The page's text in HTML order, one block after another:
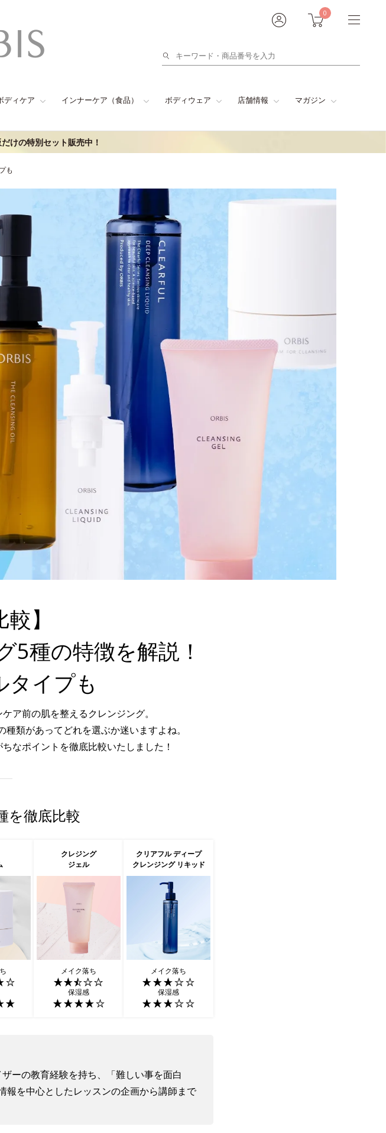
0
検
ディケア インナーケア（食品） ボディウェア 店舗情報 マガジン
けの特別セット販売中！
も
】
5種の特徴を解説！
タイプも
ア前の肌を整えるクレンジング。
類があってどれを選ぶか迷いますよね。
なポイントを徹底比較いたしました！
を徹底比較
クレジング
ジェル
メイク落ち
保湿感
クリアフル ディープ
クレンジング リキッド
メイク落ち
保湿感
ーの教育経験を持ち、「難しい事を面白
報を中心としたレッスンの企画から講師まで